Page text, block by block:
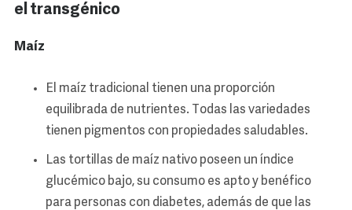
el transgénico
Maíz
El maíz tradicional tienen una proporción
equilibrada de nutrientes. Todas las variedades
tienen pigmentos con propiedades saludables.
Las tortillas de maíz nativo poseen un índice
glucémico bajo, su consumo es apto y benéfico
para personas con diabetes, además de que las